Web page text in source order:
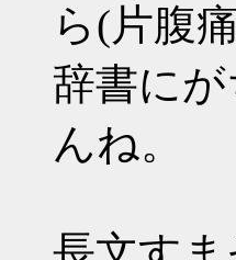
ら(片腹
辞書に
んね。